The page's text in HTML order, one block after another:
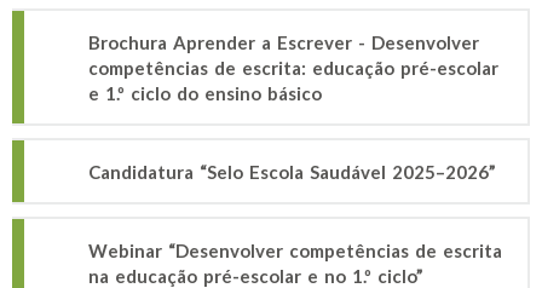
Brochura Aprender a Escrever - Desenvolver
competências de escrita: educação pré-escolar
e 1.º ciclo do ensino básico
Candidatura “Selo Escola Saudável 2025–2026”
Webinar “Desenvolver competências de escrita
na educação pré-escolar e no 1.º ciclo”